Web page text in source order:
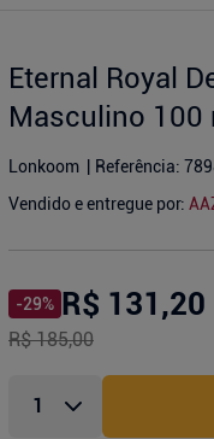
Eternal Royal
Masculino 100
Lonkoom Referência:
Vendido e entregue por:
-29% R$ 131,20
R$ 185,00